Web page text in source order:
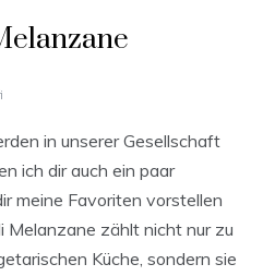
in unserer Gesellschaft
ich dir auch ein paar
meine Favoriten vorstellen
Melanzane zählt nicht nur zu
Küche, sondern sie